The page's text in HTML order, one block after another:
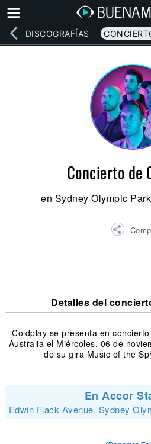
DISCOGRAFÍAS
Concierto de
en Sydney Olympic
Detalles del
Coldplay se presenta en
Australia el Miércoles, 06 de
de su gira Music of the
En Accor
Edwin Flack Avenue, Sydney